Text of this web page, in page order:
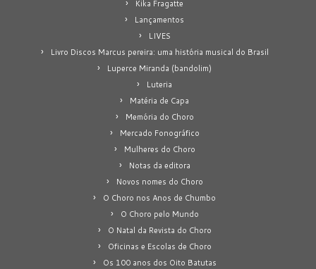
Kika Fragatte
Lançamentos
LIVES
Livro Discos Marcus pereira: uma história musical do Brasil
Luperce Miranda (bandolim)
Luteria
Matéria de Capa
Memória do Choro
Mercado Fonográfico
Mulheres do Choro
Notas da editora
Novos nomes do Choro
O Choro nos Anos de Chumbo
O Choro pelo Mundo
O Natal da Revista do Choro
Oficinas e Escolas de Choro
Os 100 anos dos Oito Batutas